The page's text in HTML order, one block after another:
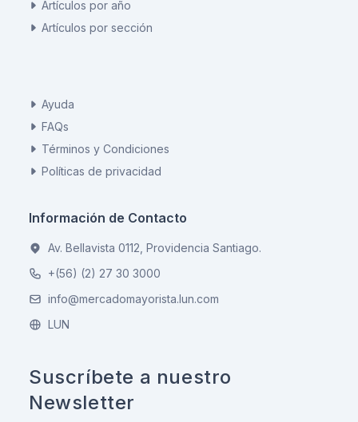
Artículos por año
Artículos por sección
Ayuda
FAQs
Términos y Condiciones
Políticas de privacidad
Información de Contacto
Av. Bellavista 0112, Providencia Santiago.
+(56) (2) 27 30 3000
info@mercadomayorista.lun.com
LUN
Suscríbete a nuestro
Newsletter